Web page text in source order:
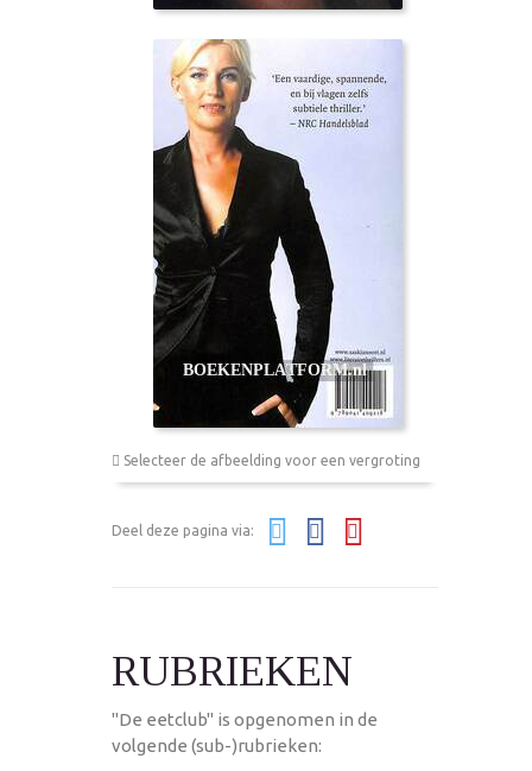
Selecteer de afbeelding voor een vergroting
Deel deze pagina via:
RUBRIEKEN
"De eetclub" is opgenomen in de
volgende (sub-)rubrieken: